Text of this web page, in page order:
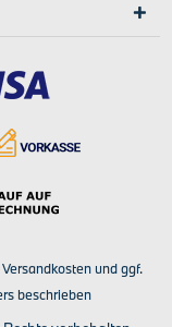
Versandkostenund ggf.
beschrieben